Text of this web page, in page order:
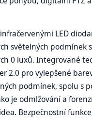
LED
světelných podmínek s
0 luxů. Integrované
2.0 pro vylepšené
podmínek, spolu s
je odmlžování a
Bezpečnostní